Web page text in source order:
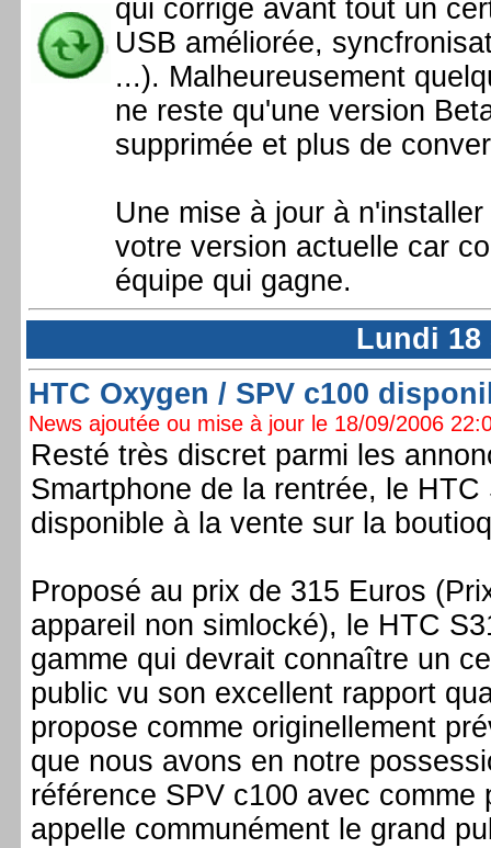
qui corrige avant tout un
USB améliorée,
...). Malheureusement
ne reste qu'une version
supprimée et plus de
Une mise à jour à
votre version actuelle car
équipe qui gagne.
Lundi 18
HTC Oxygen / SPV c100
News ajoutée ou mise à jour le 18/09/2006
Resté très discret parmi les
Smartphone de la rentrée, le
disponible à la vente sur la
Proposé au prix de 315 Euros
appareil non simlocké), le HTC
gamme qui devrait connaître un
public vu son excellent rapport
propose comme originellement
que nous avons en notre
référence SPV c100 avec comme
appelle communément le grand